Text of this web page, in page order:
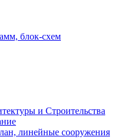
блок-схем
и Строительства
линейные сооружения